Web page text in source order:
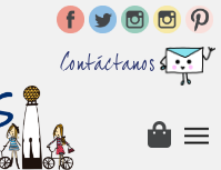
Contáctanos